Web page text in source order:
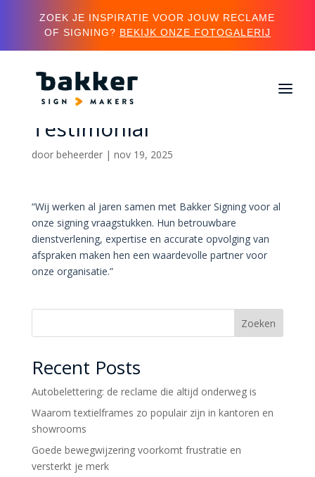
ZOEK JE INSPIRATIE VOOR JOUW RECLAME
OF SIGNING? BEKIJK ONZE FOTOGALERIJ
Fruitmasters –
Testimonial
door beheerder| nov 19, 2025
“Wij werken al jaren samen met Bakker Signing voor al
onze signing vraagstukken. Hun betrouwbare
dienstverlening, expertise en accurate opvolging van
afspraken maken hen een waardevolle partner voor
onze organisatie.”
Zoeken
Recent Posts
Autobelettering: de reclame die altijd onderweg is
Waarom textielframes zo populair zijn in kantoren en
showrooms
Goede bewegwijzering voorkomt frustratie en
versterkt je merk